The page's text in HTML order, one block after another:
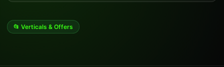
📂 Verticals & Offers